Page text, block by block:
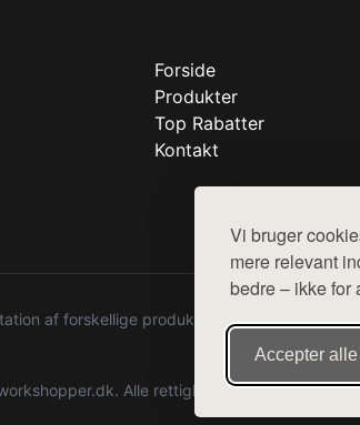
Vi bruger
mere relevant
bedre – ikke for
Accepter alle
Forside
Produkter
Top Rabatter
Kontakt
af forskellige produkter fra diverse
Alle rettigheder forbeholdes.